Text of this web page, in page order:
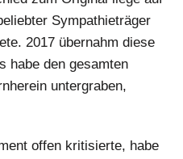
Sympathieträger
2017 übernahm diese
habe den gesamten
untergraben,
offen kritisierte, habe